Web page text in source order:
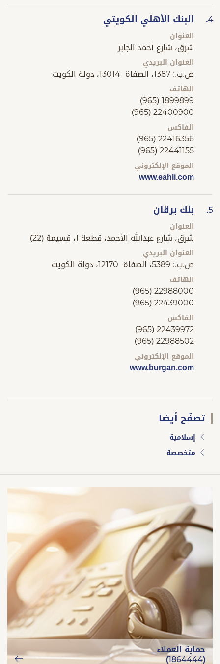
4. البنك الأهلي الكويتي
العنوان
شرق، شارع أحمد الجابر
العنوان البريدي
ص.ب.: 1387، الصفاة 13014، دولة الكويت
الهاتف
(965) 1899899
(965) 22400900
الفاكس
(965) 22416356
(965) 22441155
الموقع الإلكتروني
www.eahli.com
5. بنك برقان
العنوان
شرق، شارع عبدالله الأحمد، قطعة 1، قسيمة (22)
العنوان البريدي
ص.ب.: 5389، الصفاة 12170، دولة الكويت
الهاتف
(965) 22988000
(965) 22439000
الفاكس
(965) 22439972
(965) 22988502
الموقع الإلكتروني
www.burgan.com
تصفّح أيضا
إسلامية
متخصصة
حماية العملاء
(1864444)